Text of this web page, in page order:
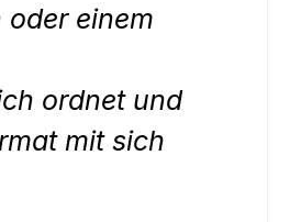
einem
ordnet und
mit sich